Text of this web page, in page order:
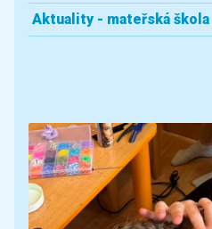
Aktuality - mateřská škola